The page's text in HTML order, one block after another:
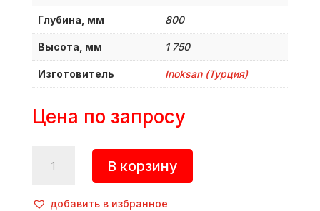
Глубина, мм 800
Высота, мм 1 750
Изготовитель Inoksan (Турция)
Цена по запросу
товара
посудомоечная
В корзину
добавить в избранное